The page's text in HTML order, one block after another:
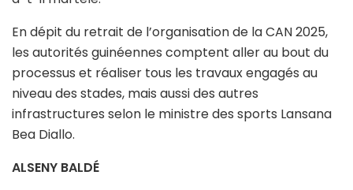
En dépit du retrait de l’organisation de la CAN 2025,
les autorités guinéennes comptent aller au bout du
processus et réaliser tous les travaux engagés au
niveau des stades, mais aussi des autres
infrastructures selon le ministre des sports Lansana
Bea Diallo.
ALSENY BALDÉ